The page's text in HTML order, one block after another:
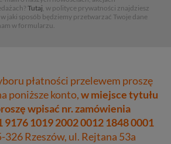
Tutaj, w polityce prywatności znajdziesz
jaki sposób będziemy przetwarzać Twoje dane
w formularzu.
płatności przelewem proszę
poniższe konto,w miejsce tytułu
wpisać nr. zamówienia
9176 1019 2002 0012 1848 0001
326 Rzeszów, ul. Rejtana 53a